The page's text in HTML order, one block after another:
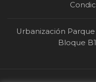
Urbanización
Bloque